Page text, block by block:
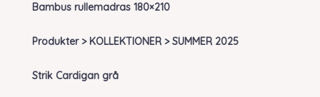
Bambus rullemadras 180×210
Produkter > KOLLEKTIONER > SUMMER 2025
Strik Cardigan grå